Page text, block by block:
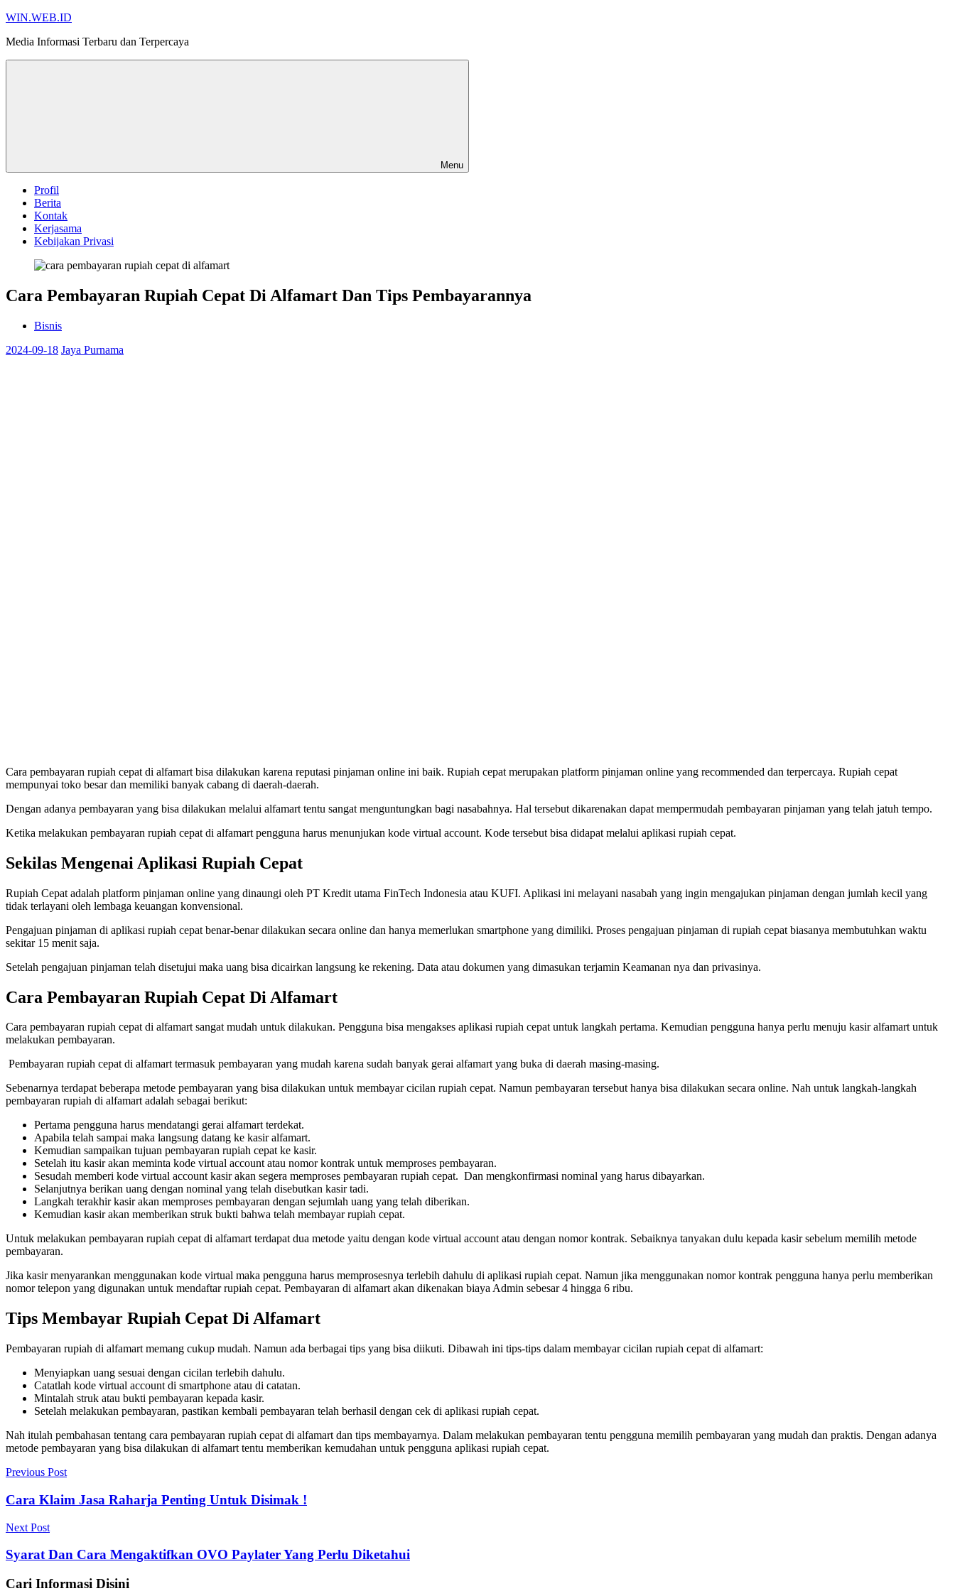
Skip
content
WIN.WEB.ID
Media Informasi Terbaru dan Terpercaya
Menu
Profil
Berita
Kontak
Kerjasama
Kebijakan Privasi
Cara Pembayaran Rupiah Cepat Di Alfamart Dan Tips Pembayarannya
Bisnis
2024-09-18 Jaya Purnama
Cara pembayaran rupiah cepat di alfamart bisa dilakukan karena reputasi pinjaman online ini baik. Rupiah cepat merupakan platform pinjaman online yang recommended dan terpercaya. Rupiah cepat
mempunyai toko besar dan memiliki banyak cabang di daerah-daerah.
Dengan adanya pembayaran yang bisa dilakukan melalui alfamart tentu sangat menguntungkan bagi nasabahnya. Hal tersebut dikarenakan dapat mempermudah pembayaran pinjaman yang telah jatuh tempo.
Ketika melakukan pembayaran rupiah cepat di alfamart pengguna harus menunjukan kode virtual account. Kode tersebut bisa didapat melalui aplikasi rupiah cepat.
Sekilas Mengenai Aplikasi Rupiah Cepat
Rupiah Cepat adalah platform pinjaman online yang dinaungi oleh PT Kredit utama FinTech Indonesia atau KUFI. Aplikasi ini melayani nasabah yang ingin mengajukan pinjaman dengan jumlah kecil yang
tidak terlayani oleh lembaga keuangan konvensional.
Pengajuan pinjaman di aplikasi rupiah cepat benar-benar dilakukan secara online dan hanya memerlukan smartphone yang dimiliki. Proses pengajuan pinjaman di rupiah cepat biasanya membutuhkan waktu
sekitar 15 menit saja.
Setelah pengajuan pinjaman telah disetujui maka uang bisa dicairkan langsung ke rekening. Data atau dokumen yang dimasukan terjamin Keamanan nya dan privasinya.
Cara Pembayaran Rupiah Cepat Di Alfamart
Cara pembayaran rupiah cepat di alfamart sangat mudah untuk dilakukan. Pengguna bisa mengakses aplikasi rupiah cepat untuk langkah pertama. Kemudian pengguna hanya perlu menuju kasir alfamart untuk
melakukan pembayaran.
Pembayaran rupiah cepat di alfamart termasuk pembayaran yang mudah karena sudah banyak gerai alfamart yang buka di daerah masing-masing.
Sebenarnya terdapat beberapa metode pembayaran yang bisa dilakukan untuk membayar cicilan rupiah cepat. Namun pembayaran tersebut hanya bisa dilakukan secara online. Nah untuk langkah-langkah
pembayaran rupiah di alfamart adalah sebagai berikut:
Pertama pengguna harus mendatangi gerai alfamart terdekat.
Apabila telah sampai maka langsung datang ke kasir alfamart.
Kemudian sampaikan tujuan pembayaran rupiah cepat ke kasir.
Setelah itu kasir akan meminta kode virtual account atau nomor kontrak untuk memproses pembayaran.
Sesudah memberi kode virtual account kasir akan segera memproses pembayaran rupiah cepat. Dan mengkonfirmasi nominal yang harus dibayarkan.
Selanjutnya berikan uang dengan nominal yang telah disebutkan kasir tadi.
Langkah terakhir kasir akan memproses pembayaran dengan sejumlah uang yang telah diberikan.
Kemudian kasir akan memberikan struk bukti bahwa telah membayar rupiah cepat.
Untuk melakukan pembayaran rupiah cepat di alfamart terdapat dua metode yaitu dengan kode virtual account atau dengan nomor kontrak. Sebaiknya tanyakan dulu kepada kasir sebelum memilih metode
pembayaran.
Jika kasir menyarankan menggunakan kode virtual maka pengguna harus memprosesnya terlebih dahulu di aplikasi rupiah cepat. Namun jika menggunakan nomor kontrak pengguna hanya perlu memberikan
nomor telepon yang digunakan untuk mendaftar rupiah cepat. Pembayaran di alfamart akan dikenakan biaya Admin sebesar 4 hingga 6 ribu.
Tips Membayar Rupiah Cepat Di Alfamart
Pembayaran rupiah di alfamart memang cukup mudah. Namun ada berbagai tips yang bisa diikuti. Dibawah ini tips-tips dalam membayar cicilan rupiah cepat di alfamart:
Menyiapkan uang sesuai dengan cicilan terlebih dahulu.
Catatlah kode virtual account di smartphone atau di catatan.
Mintalah struk atau bukti pembayaran kepada kasir.
Setelah melakukan pembayaran, pastikan kembali pembayaran telah berhasil dengan cek di aplikasi rupiah cepat.
Nah itulah pembahasan tentang cara pembayaran rupiah cepat di alfamart dan tips membayarnya. Dalam melakukan pembayaran tentu pengguna memilih pembayaran yang mudah dan praktis. Dengan adanya
metode pembayaran yang bisa dilakukan di alfamart tentu memberikan kemudahan untuk pengguna aplikasi rupiah cepat.
Navigasi
pos
Previous Post
Cara Klaim Jasa Raharja Penting Untuk Disimak !
Next Post
Syarat Dan Cara Mengaktifkan OVO Paylater Yang Perlu Diketahui
Cari Informasi Disini